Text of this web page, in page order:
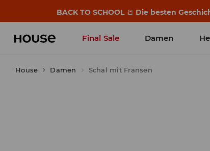
BACK TO SCHOOL 📒 Die besten
Final Sale Damen
House Damen Schal mit Fransen